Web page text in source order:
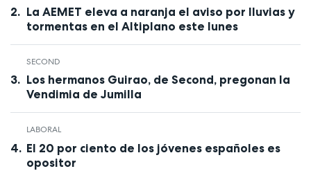
La AEMET eleva a naranja el aviso por lluvias y
tormentas en el Altiplano este lunes
SECOND
Los hermanos Guirao, de Second, pregonan la
Vendimia de Jumilla
LABORAL
El 20 por ciento de los jóvenes españoles es
opositor